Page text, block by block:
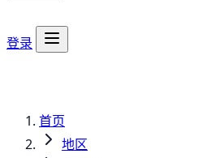
登录
首页
地区